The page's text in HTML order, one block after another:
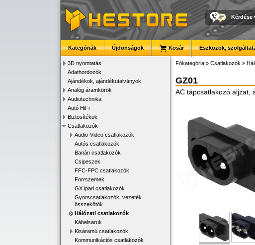
Kérdése
Kategóriák Újdonságok Kosár Eszközök,
3D nyomtatás
Adathordozók
Ajándékok, ajándékutalványok
Analóg áramkörök
Audiotechnika
Autó HiFi
Biztosítékok
Csatlakozók
Audio-Video csatlakozók
Autós csatlakozók
Banán csatlakozók
Csipeszek
FFC-FPC csatlakozók
Forrszemek
GX ipari csatlakozók
Gyorscsatlakozók, vezeték
összekötők
Hálózati csatlakozók
Kábelsaruk
Kisáramú csatlakozók
Kommunikációs csatlakozók
Főkategória » Csatlakozók »
GZ01
AC tápcsatlakozó aljzat,